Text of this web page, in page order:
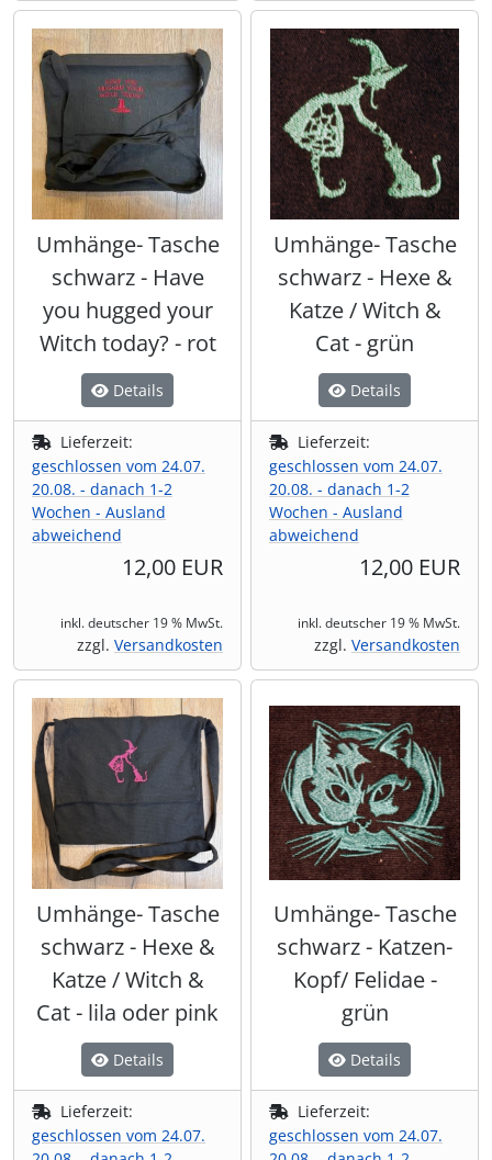
Umhänge- Tasche
schwarz - Have
you hugged your
Witch today? - rot
Details
Lieferzeit:
geschlossen vom 24.07.
20.08. - danach 1-2
Wochen - Ausland
abweichend
12,00 EUR
inkl. deutscher 19 % MwSt.
zzgl. Versandkosten
Umhänge- Tasche
schwarz - Hexe &
Katze / Witch &
Cat - grün
Details
Lieferzeit:
geschlossen vom 24.07.
20.08. - danach 1-2
Wochen - Ausland
abweichend
12,00 EUR
inkl. deutscher 19 % MwSt.
zzgl. Versandkosten
Umhänge- Tasche
schwarz - Hexe &
Katze / Witch &
Cat - lila oder pink
Details
Lieferzeit:
geschlossen vom 24.07.
Umhänge- Tasche
schwarz - Katzen-
Kopf/ Felidae -
grün
Details
Lieferzeit:
geschlossen vom 24.07.